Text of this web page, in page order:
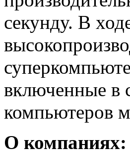
секунду. В
включенные в
компьютеров
О компаниях: